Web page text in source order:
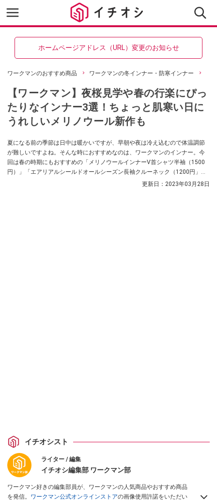
ホームページアドレス（URL）変更のお知らせ
ワークマンのおすすめ商品 ワークマンの冬インナー・防寒インナー
【ワークマン】夜桜見学や春の行楽にぴっ
たりなインナー3選！ちょっと肌寒い日に
うれしいメリノウール新作も
夏になる前の季節は日中は暖かいですが、早朝や夜は冷え込むので体温調節
が難しいですよね。そんな時におすすめなのは、ワークマンのインナー。今
回は春の時期にもおすすめの「メリノウールインナーV首シャツ半袖（1500
円）」「エアリアルシールドオールシーズン長袖クルーネック（1200円」
「メリノウール長袖丸首シャツ（1900円）」をご紹介します。夜桜見学など
更新日： 2023年03月28日
イチオシスト
ライター / 編集
イチオシ編集部 ワークマン部
ワークマン好きの編集部員が、ワークマンの人気商品やおすすめ商品
を発信。 ワークマン公式オンラインストアの画像使用許諾をいただい